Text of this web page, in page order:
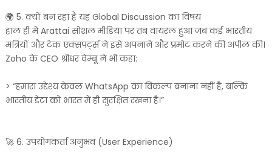
🌍 5. क्यों बन रहा है यह Global Discussion का विषय
हाल ही में Arattai सोशल मीडिया पर तब वायरल हुआ जब कई भारतीय
मंत्रियों और टेक एक्सपर्ट्स ने इसे अपनाने और प्रमोट करने की अपील की।
Zoho के CEO श्रीधर वेम्बू ने भी कहा:
> “हमारा उद्देश्य केवल WhatsApp का विकल्प बनाना नहीं है, बल्कि
भारतीय डेटा को भारत में ही सुरक्षित रखना है।”
🚀 6. उपयोगकर्ता अनुभव (User Experience)